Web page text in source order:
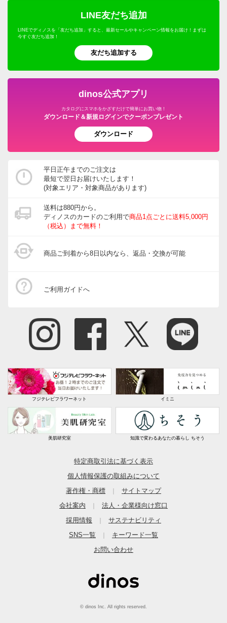
LINE友だち追加
LINEでディノスを「友だち追加」すると、最新セールやキャンペーン情報をお届け！まずは
今すぐ友だち追加！
友だち追加する
dinos公式アプリ
カタログにスマホをかざすだけで簡単にお買い物！
ダウンロード＆新規ログインでクーポンプレゼント
ダウンロード
平日正午までのご注文は
最短で翌日お届けいたします！
(対象エリア・対象商品があります)
送料は880円から。
ディノスのカードのご利用で商品1点ごとに送料5,000円
（税込）まで無料！
商品ご到着から8日以内なら、返品・交換が可能
ご利用ガイドへ
フジテレビフラワーネット イミニ
美肌研究室 知識で変わるあなたの暮らし ちそう
特定商取引法に基づく表示
個人情報保護の取組みについて
著作権・商標
｜
サイトマップ
会社案内
｜
法人・企業様向け窓口
採用情報
｜
サステナビリティ
SNS一覧
｜
キーワード一覧
お問い合わせ
© dinos Inc. All rights reserved.